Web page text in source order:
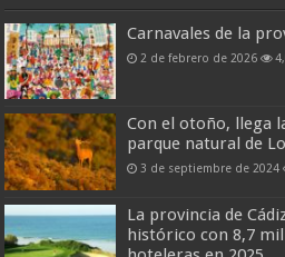
Carnavales de la
2 de febrero de 2026
Con el otoño, llega
parque natural de
3 de septiembre de 2024
La provincia de
histórico con 8,7